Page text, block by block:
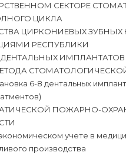
СЕКТОРЕ
ЦИКЛА
ЦИРКОНИЕВЫХ
РЕСПУБЛИКИ
ИМПЛАНТАТОВ
6-8 дентальных
ПОЖАРНО-
учете в
производства